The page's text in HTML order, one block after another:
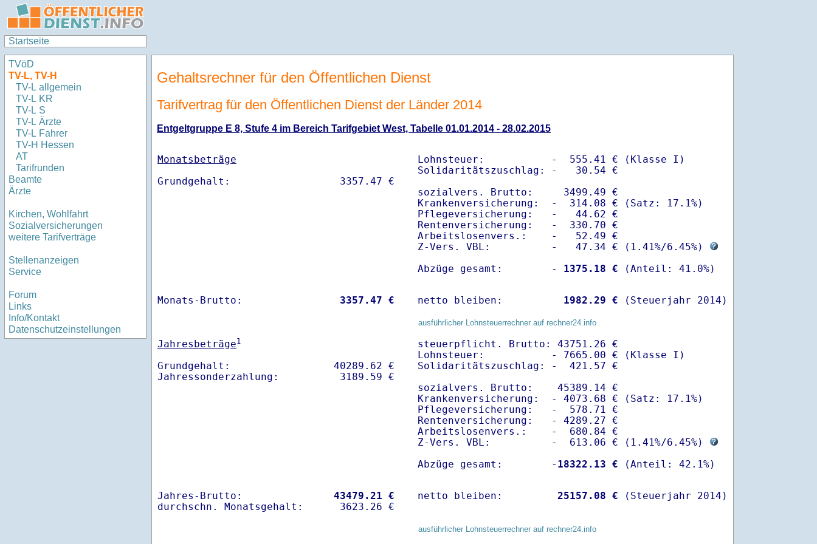
Startseite
TVöD
TV-L, TV-H
TV-L allgemein
TV-L KR
TV-L S
TV-L Ärzte
TV-L Fahrer
TV-H Hessen
AT
Tarifrunden
Beamte
Ärzte
Kirchen, Wohlfahrt
Sozialversicherungen
weitere Tarifverträge
Stellenanzeigen
Service
Forum
Links
Info/Kontakt
Datenschutzeinstellungen
Gehaltsrechner für den Öffentlichen Dienst
Tarifvertrag für den Öffentlichen Dienst der Länder 2014
Entgeltgruppe E 8, Stufe 4 im Bereich Tarifgebiet West, Tabelle 01.01.2014 - 28.02.2015
Monatsbeträge
Lohnsteuer:           -  555.41 € (Klasse I)
Solidaritätszuschlag: -   30.54 €
sozialvers. Brutto:     3499.49 €
Krankenversicherung:  -  314.08 € (Satz: 17.1%)
Pflegeversicherung:   -   44.62 €
Rentenversicherung:   -  330.70 €
Arbeitslosenvers.:    -   52.49 €
Z-Vers. VBL:          -   47.34 € ( 1.41%/6.45%)
Abzüge gesamt:        -
1375.18 €
Monats-Brutto: 3357.47 € netto bleiben: 1982.29 € (Steuerjahr 2014)
ausführlicher Lohnsteuerrechner auf rechner24.info
Jahresbeträge1
Grundgehalt:                 40289.62 €
steuerpflicht. Brutto: 43751.26 €
Lohnsteuer:           - 7665.00 € (Klasse I)
Solidaritätszuschlag: -  421.57 €
sozialvers. Brutto:    45389.14 €
Krankenversicherung:  - 4073.68 € (Satz: 17.1%)
Pflegeversicherung:   -  578.71 €
Rentenversicherung:   - 4289.27 €
Arbeitslosenvers.:    -  680.84 €
Z-Vers. VBL:          -  613.06 € ( 1.41%/6.45%)
Abzüge gesamt:        - 18322.13 €
Jahres-Brutto: 43479.21 €
netto bleiben: 25157.08 € (Steuerjahr 2014)
ausführlicher Lohnsteuerrechner auf rechner24.info